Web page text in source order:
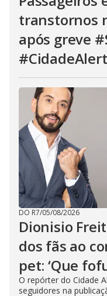
transtornos
após greve
DO R7/05/08/2026
Dionisio
dos fãs ao
pet: ‘Que
O repórter do Cidade
seguidores na